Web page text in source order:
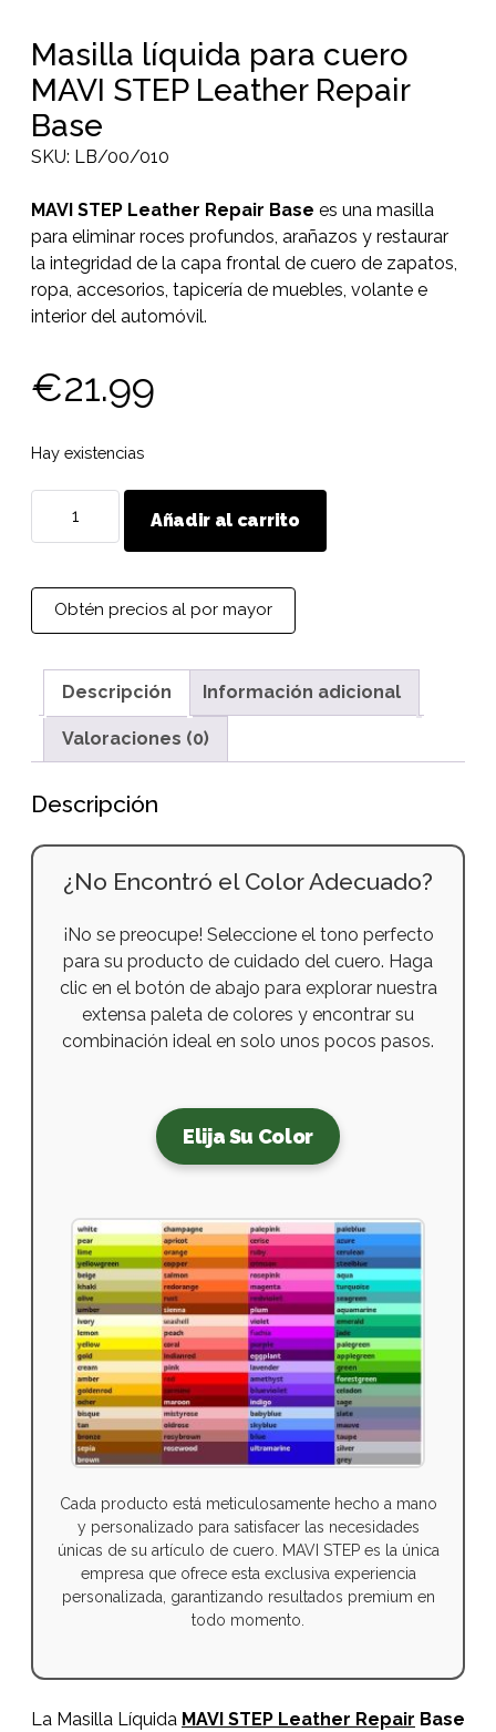
Masilla líquida para cuero
MAVI STEP Leather Repair
Base
SKU: LB/00/010
MAVI STEP Leather Repair Base es una masilla
para eliminar roces profundos, arañazos y restaurar
la integridad de la capa frontal de cuero de zapatos,
ropa, accesorios, tapicería de muebles, volante e
interior del automóvil.
€21.99
Hay existencias
líquida
MAVI
STEP
Repair
Base
cantidad
Añadir al carrito
Obtén precios al por mayor
Descripción Información adicional
Valoraciones (0)
Descripción
¿No Encontró el Color Adecuado?
¡No se preocupe! Seleccione el tono perfecto
para su producto de cuidado del cuero. Haga
clic en el botón de abajo para explorar nuestra
extensa paleta de colores y encontrar su
combinación ideal en solo unos pocos pasos.
Elija Su Color
Cada producto está meticulosamente hecho a mano
y personalizado para satisfacer las necesidades
únicas de su artículo de cuero. MAVI STEP es la única
empresa que ofrece esta exclusiva experiencia
personalizada, garantizando resultados premium en
todo momento.
La Masilla Líquida MAVI STEP Leather Repair Base